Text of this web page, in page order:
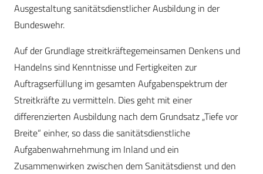
Ausgestaltung sanitätsdienstlicher Ausbildung in der
Bundeswehr.
Auf der Grundlage streitkräftegemeinsamen Denkens und
Handelns sind Kenntnisse und Fertigkeiten zur
Auftragserfüllung im gesamten Aufgabenspektrum der
Streitkräfte zu vermitteln. Dies geht mit einer
differenzierten Ausbildung nach dem Grundsatz „Tiefe vor
Breite“ einher, so dass die sanitätsdienstliche
Aufgabenwahrnehmung im Inland und ein
Zusammenwirken zwischen dem Sanitätsdienst und den